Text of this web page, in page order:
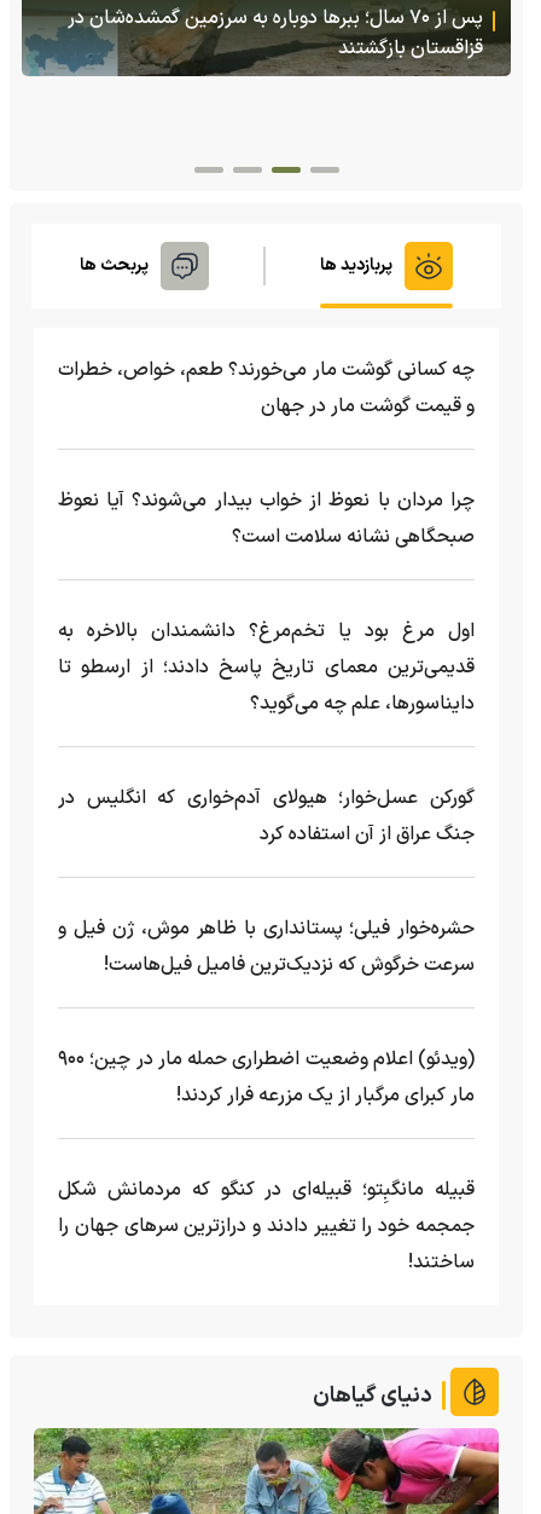
(ویدئو +16) تصاویری هولناک از یک سگ با فَک کاملا
پربازدید ها پربحث ها
چه کسانی گوشت مار می‌خورند؟ طعم، خواص، خطرات
و قیمت گوشت مار در جهان
چرا مردان با نعوظ از خواب بیدار می‌شوند؟ آیا نعوظ
صبحگاهی نشانه سلامت است؟
اول مرغ بود یا تخم‌مرغ؟ دانشمندان بالاخره به
قدیمی‌ترین معمای تاریخ پاسخ دادند؛ از ارسطو تا
دایناسورها، علم چه می‌گوید؟
گورکن عسل‌خوار؛ هیولای آدم‌خواری که انگلیس در
جنگ عراق از آن استفاده کرد
حشره‌خوار فیلی؛ پستانداری با ظاهر موش، ژن فیل و
سرعت خرگوش که نزدیک‌ترین فامیل فیل‌هاست!
(ویدئو) اعلام وضعیت اضطراری حمله مار‌ در چین؛ ۹۰۰
مار کبرای مرگبار از یک مزرعه‌ فرار کردند!
قبیله مانگبِتو؛ قبیله‌ای در کنگو که مردمانش شکل
جمجمه خود را تغییر دادند و درازترین سرهای جهان را
ساختند!
دنیای گیاهان